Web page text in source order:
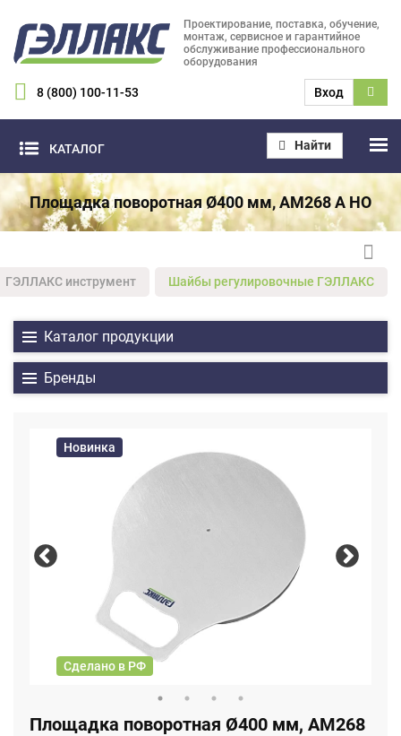
Проектирование, поставка, обучение,
монтаж, сервисное и гарантийное
обслуживание профессионального
оборудования
8 (800) 100-11-53 Вход
КАТАЛОГ Найти
Площадка поворотная Ø400 мм, AM268 A НО
ГЭЛЛАКС инструмент Шайбы регулировочные ГЭЛЛАКС
Каталог продукции
Бренды
Новинка
Сделано в РФ
Площадка поворотная Ø400 мм, AM268